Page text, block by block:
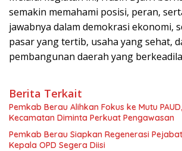
semakin memahami posisi, peran,
jawabnya dalam demokrasi ekonomi,
pasar yang tertib, usaha yang sehat,
pembangunan daerah yang
Berita Terkait
Pemkab Berau Alihkan Fokus ke Mutu
Kecamatan Diminta Perkuat Pengawasan
Pemkab Berau Siapkan Regenerasi
Kepala OPD Segera Diisi